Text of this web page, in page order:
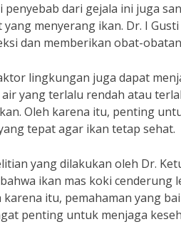
penyebab dari gejala ini juga
menyerang ikan. Dr. I
dan memberikan obat-
lingkungan juga dapat
yang terlalu rendah atau
Oleh karena itu, penting
tepat agar ikan tetap sehat.
yang dilakukan oleh Dr.
ikan mas koki
karena itu, pemahaman yang
penting untuk menjaga